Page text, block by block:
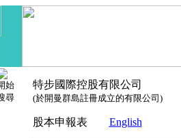
特步國際控股有限公司
(於開曼群島註冊成立的有限公司)
股本申報表 English